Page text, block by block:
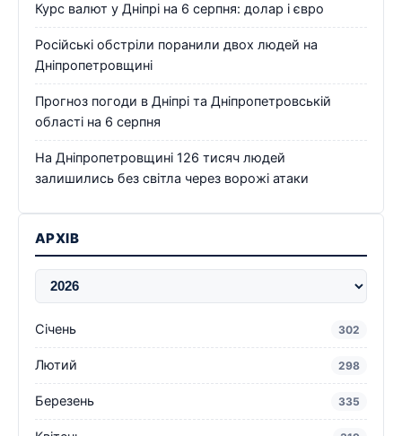
Курс валют у Дніпрі на 6 серпня: долар і євро
Російські обстріли поранили двох людей на
Дніпропетровщині
Прогноз погоди в Дніпрі та Дніпропетровській
області на 6 серпня
На Дніпропетровщині 126 тисяч людей
залишились без світла через ворожі атаки
АРХІВ
Січень 302
Лютий 298
Березень 335